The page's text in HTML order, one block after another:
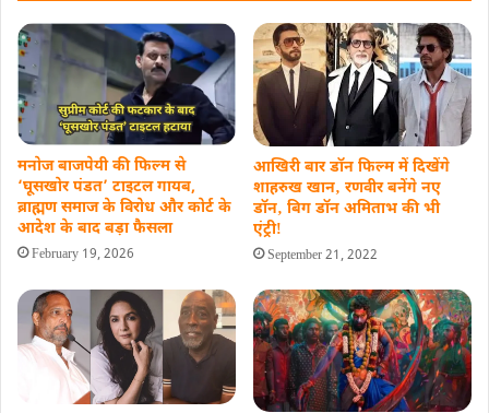
मनोज बाजपेयी की फिल्म से
‘घूसखोर पंडत’ टाइटल गायब,
ब्राह्मण समाज के विरोध और कोर्ट के
आदेश के बाद बड़ा फैसला
February 19, 2026
आखिरी बार डॉन फिल्म में दिखेंगे
शाहरुख खान‚ रणवीर बनेंगे नए
डाॅन‚ बिग डाॅन अमिताभ की भी
एंट्रीǃ
September 21, 2022